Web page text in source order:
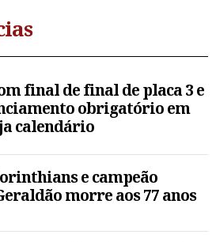
final de final de placa 3 e
obrigatório em
calendário
e campeão
morre aos 77 anos